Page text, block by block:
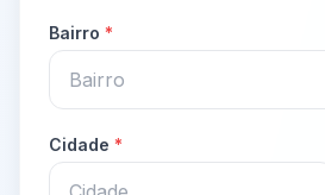
Bairro *
Cidade *